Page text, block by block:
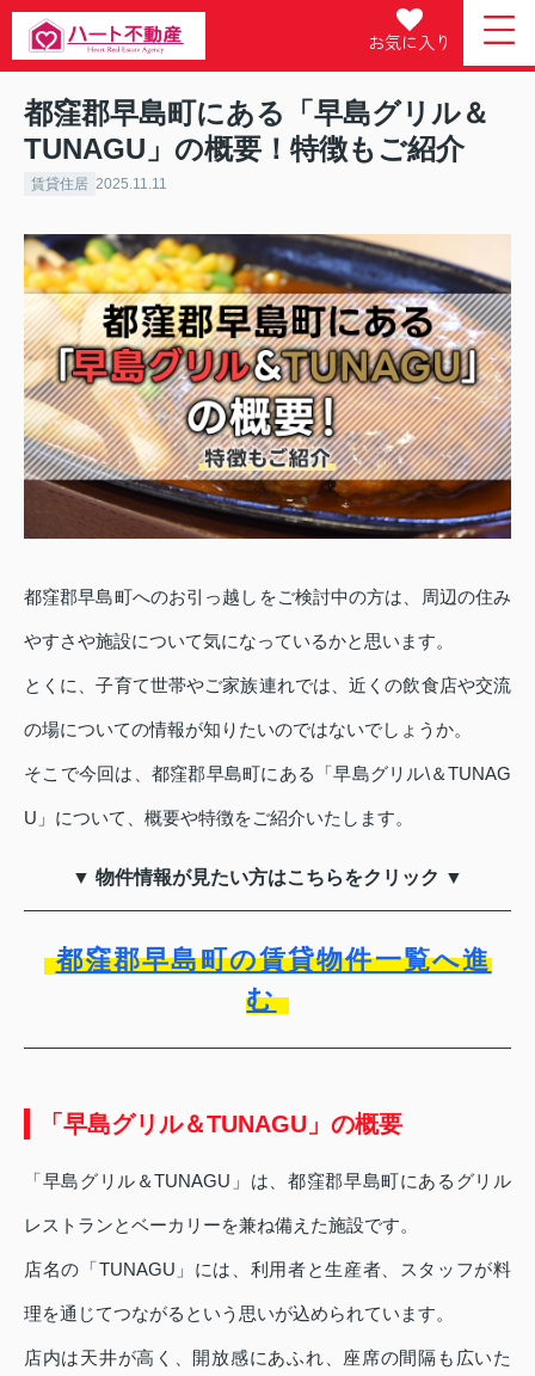
お気に入り
都窪郡早島町にある「早島グリル＆
TUNAGU」の概要！特徴もご紹介
賃貸住居 2025.11.11
都窪郡早島町へのお引っ越しをご検討中の方は、周辺の住み
やすさや施設について気になっているかと思います。
とくに、子育て世帯やご家族連れでは、近くの飲食店や交流
の場についての情報が知りたいのではないでしょうか。
そこで今回は、都窪郡早島町にある「早島グリル\＆TUNAG
U」について、概要や特徴をご紹介いたします。
▼ 物件情報が見たい方はこちらをクリック ▼
都窪郡早島町の賃貸物件一覧へ進
む
「早島グリル＆TUNAGU」の概要
「早島グリル＆TUNAGU」は、都窪郡早島町にあるグリル
レストランとベーカリーを兼ね備えた施設です。
店名の「TUNAGU」には、利用者と生産者、スタッフが料
理を通じてつながるという思いが込められています。
店内は天井が高く、開放感にあふれ、座席の間隔も広いた